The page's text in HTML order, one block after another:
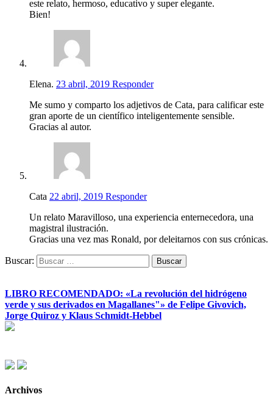
este relato, hermoso, educativo y super elegante.
Bien!
Elena. 23 abril, 2019 Responder
Me sumo y comparto los adjetivos de Cata, para calificar este
gran aporte de un científico inteligentemente sensible.
Gracias al autor.
Cata 22 abril, 2019 Responder
Un relato Maravilloso, una experiencia enternecedora, una
magistral ilustración.
Gracias una vez mas Ronald, por deleitarnos con sus crónicas.
Buscar:
LIBRO RECOMENDADO: «La revolución del hidrógeno
verde y sus derivados en Magallanes"» de Felipe Givovich,
Jorge Quiroz y Klaus Schmidt-Hebbel
Archivos